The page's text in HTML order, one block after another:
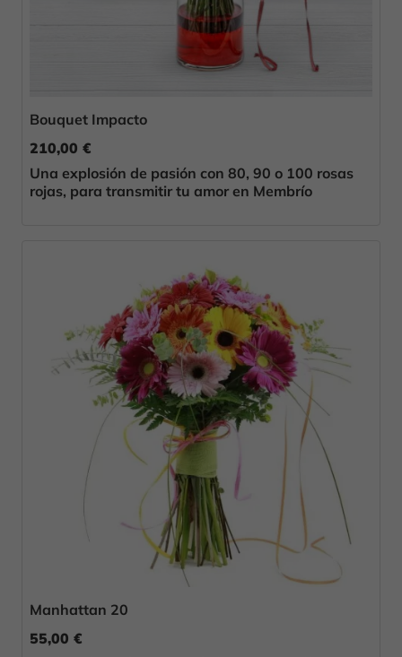
Bouquet Impacto
210,00 €
Una explosión de pasión con 80, 90 o 100 rosas
rojas, para transmitir tu amor en Membrío
Manhattan 20
55,00 €